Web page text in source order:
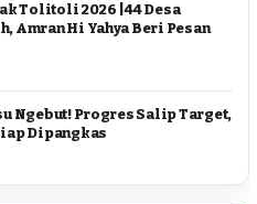
Tolitoli 2026 | 44 Desa
Amran Hi Yahya Beri Pesan
Ngebut! Progres Salip Target,
Dipangkas